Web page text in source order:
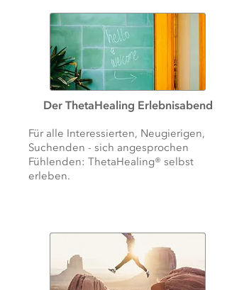
Der ThetaHealing Erlebnisabend
Für alle Interessierten, Neugierigen,
Suchenden - sich angesprochen
Fühlenden: ThetaHealing® selbst
erleben.